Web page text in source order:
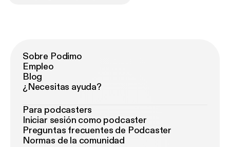
Sobre Podimo
Empleo
Blog
¿Necesitas ayuda?
Para podcasters
Iniciar sesión como podcaster
Preguntas frecuentes de Podcaster
Normas de la comunidad